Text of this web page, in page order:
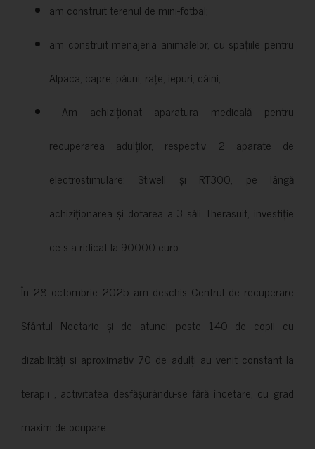
am construit terenul de mini-fotbal;
am construit menajeria animalelor, cu spațiile pentru
Alpaca, capre, păuni, rațe, iepuri, câini;
Am achiziționat aparatura medicală pentru
recuperarea adulților, respectiv 2 aparate de
electrostimulare: Stiwell și RT300, pe lângă
achiziționarea și dotarea a 3 săli Therasuit, investiție
ce s-a ridicat la 90000 euro.
În 28 octombrie 2025 am deschis Centrul de recuperare
Sfântul Nectarie și de atunci peste 140 de copii cu
dizabilități și aproximativ 70 de adulți au venit constant la
terapii , activitatea desfășurându-se fără încetare, cu grad
maxim de ocupare.